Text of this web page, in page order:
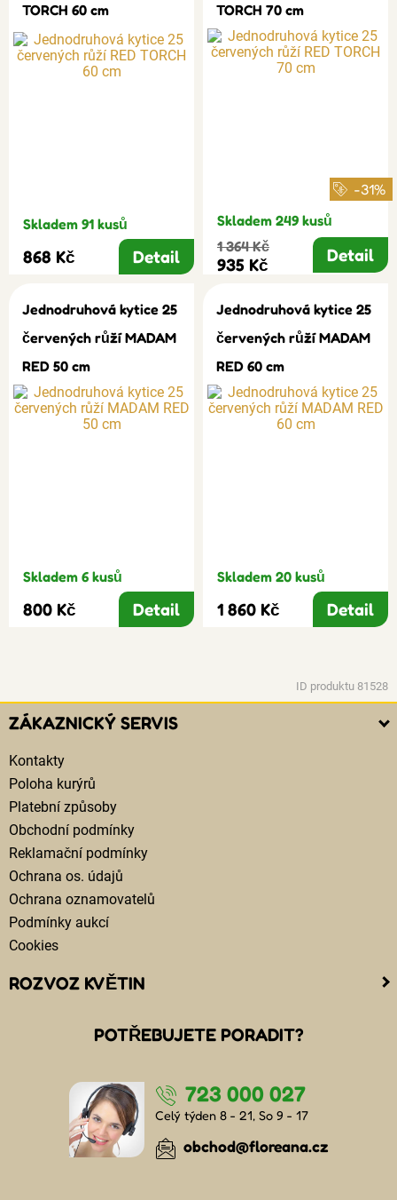
TORCH 60 cm
Skladem 91 kusů
868 Kč Detail
TORCH 70 cm
-31%
Skladem 249 kusů
1 364 Kč
935 Kč Detail
Jednodruhová kytice 25
červených růží MADAM
RED 50 cm
Skladem 6 kusů
800 Kč Detail
Jednodruhová kytice 25
červených růží MADAM
RED 60 cm
Skladem 20 kusů
1 860 Kč Detail
ID produktu 81528
ZÁKAZNICKÝ SERVIS
Kontakty
Poloha kurýrů
Platební způsoby
Obchodní podmínky
Reklamační podmínky
Ochrana os. údajů
Ochrana oznamovatelů
Podmínky aukcí
Cookies
ROZVOZ KVĚTIN
Kam doručujeme květiny
Cena za doručení květin
Doručení květin sledujete online
Kdo jsou lidé, kteří doručují kytice
Odkud květiny doručujeme
POTŘEBUJETE PORADIT?
723 000 027
Celý týden 8 - 21, So 9 - 17
obchod@floreana.cz